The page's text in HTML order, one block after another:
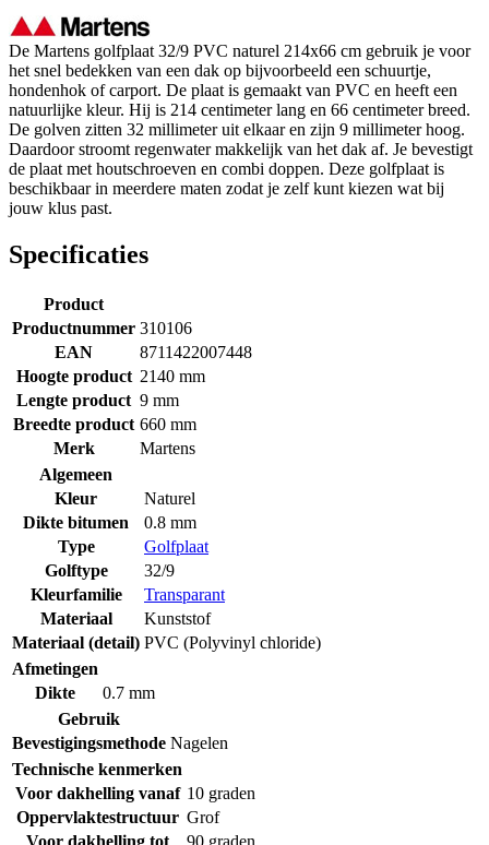
De Martens golfplaat 32/9 PVC naturel 214x66 cm gebruik je voor
het snel bedekken van een dak op bijvoorbeeld een schuurtje,
hondenhok of carport. De plaat is gemaakt van PVC en heeft een
natuurlijke kleur. Hij is 214 centimeter lang en 66 centimeter breed.
De golven zitten 32 millimeter uit elkaar en zijn 9 millimeter hoog.
Daardoor stroomt regenwater makkelijk van het dak af. Je bevestigt
de plaat met houtschroeven en combi doppen. Deze golfplaat is
beschikbaar in meerdere maten zodat je zelf kunt kiezen wat bij
jouw klus past.
Specificaties
Product
Productnummer 310106
EAN
8711422007448
Hoogte product 2140 mm
Lengte product 9 mm
Breedte product 660 mm
Merk
Martens
Algemeen
Kleur
Naturel
Dikte bitumen
0.8 mm
Type
Golfplaat
Golftype
32/9
Kleurfamilie
Transparant
Materiaal
Kunststof
Materiaal (detail) PVC (Polyvinyl chloride)
Afmetingen
Dikte
0.7 mm
Gebruik
Bevestigingsmethode Nagelen
Technische kenmerken
Voor dakhelling vanaf 10 graden
Oppervlaktestructuur Grof
Voor dakhelling tot
90 graden